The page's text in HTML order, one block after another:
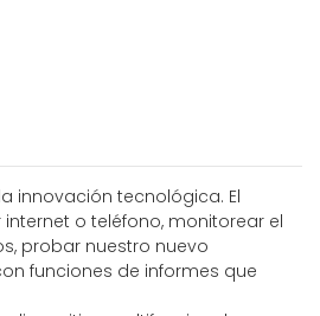
innovación tecnológica. El
o teléfono, monitorear el
probar nuestro nuevo
funciones de informes que